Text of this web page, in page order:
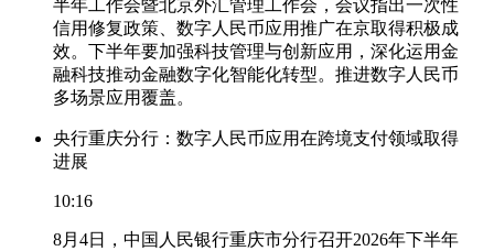
半年工作会暨北京外汇管理工作会，会议指出一次性
信用修复政策、数字人民币应用推广在京取得积极成
效。下半年要加强科技管理与创新应用，深化运用金
融科技推动金融数字化智能化转型。推进数字人民币
多场景应用覆盖。
央行重庆分行：数字人民币应用在跨境支付领域取得
进展
10:16
8月4日，中国人民银行重庆市分行召开2026年下半年